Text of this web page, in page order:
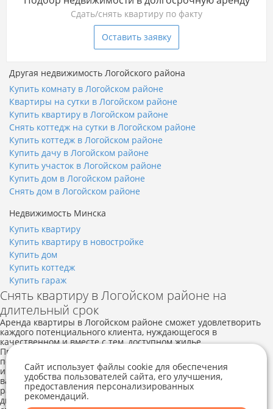
Сдать/снять квартиру по факту
Оставить заявку
Другая недвижимость Логойского района
Купить комнату в Логойском районе
Квартиры на сутки в Логойском районе
Купить квартиру в Логойском районе
Снять коттедж на сутки в Логойском районе
Купить коттедж в Логойском районе
Купить дачу в Логойском районе
Купить участок в Логойском районе
Купить дом в Логойском районе
Снять дом в Логойском районе
Недвижимость Минска
Купить квартиру
Купить квартиру в новостройке
Купить дом
Купить коттедж
Купить гараж
Снять квартиру в Логойском районе на
длительный срок
Аренда квартиры в Логойском районе сможет удовлетворить
каждого потенциального клиента, нуждающегося в
качественном и вместе с тем, доступном жилье.
Предоставляется квартира в аренду на длительный срок, без
посредников, на сутки, неделю, месяц, все зависит от
индивидуального пожелания арендатора. Стоимость
варьируется в прямой зависимости от того, в каком именно
районе можно в текущий момент снять однокомнатную или
двухкомнатную квартиру в Логойском районе, а также
Сайт использует файлы cookie для обеспечения
удобства пользователей сайта, его улучшения,
предоставления персонализированных
рекомендаций.